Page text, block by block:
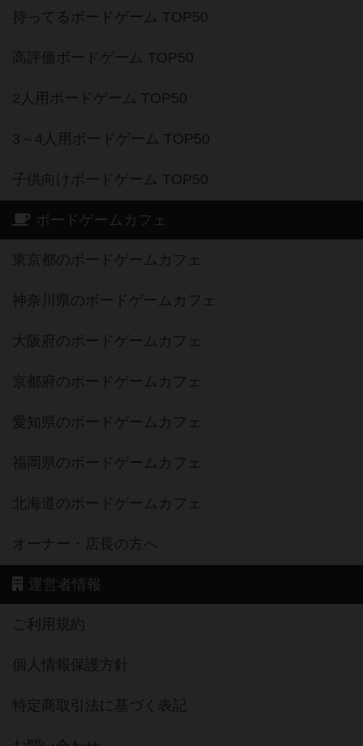
持ってるボードゲーム TOP50
高評価ボードゲーム TOP50
2人用ボードゲーム TOP50
3～4人用ボードゲーム TOP50
子供向けボードゲーム TOP50
ボードゲームカフェ
東京都のボードゲームカフェ
神奈川県のボードゲームカフェ
大阪府のボードゲームカフェ
京都府のボードゲームカフェ
愛知県のボードゲームカフェ
福岡県のボードゲームカフェ
北海道のボードゲームカフェ
オーナー・店長の方へ
運営者情報
ご利用規約
個人情報保護方針
特定商取引法に基づく表記